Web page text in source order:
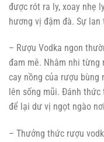
được rót ra ly, xoay nhẹ
hương vị đậm đà. Sự
– Rượu Vodka ngon
đam mê. Nhâm nhi từng
cay nồng của rượu bùng
lên sống mũi. Đánh
để lại dư vị ngọt ngào
– Thưởng thức rượu